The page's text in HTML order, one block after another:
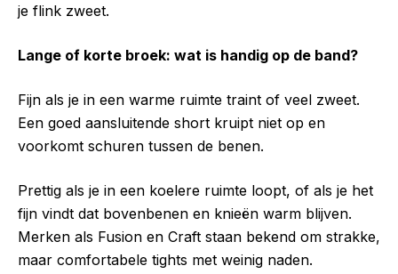
je flink zweet.
Lange of korte broek: wat is handig op de band?
Fijn als je in een warme ruimte traint of veel zweet.
Een goed aansluitende short kruipt niet op en
voorkomt schuren tussen de benen.
Prettig als je in een koelere ruimte loopt, of als je het
fijn vindt dat bovenbenen en knieën warm blijven.
Merken als Fusion en Craft staan bekend om strakke,
maar comfortabele tights met weinig naden.